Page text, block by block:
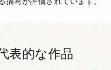
表的な作品